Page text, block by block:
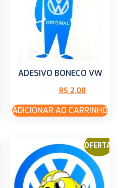
ADESIVO BONECO VW
R$ 2,00
ADICIONAR AO CARRINHO
OFERTA!